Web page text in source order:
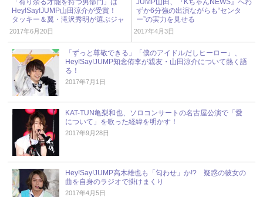
「有り余る才能を持つ男部門」は
Hey!Say!JUMP山田涼介が受賞！
タッキー＆翼・滝沢秀明が選ぶジャ
ニーズ大賞を大発表！
2017年6月20日
JUMP山田、『KちゃんNEWS』へわ
ずか6分強の出演ながらも“センタ
ー”の実力を見せる
2017年4月3日
「ずっと尊敬できる」「僕のアイドルだしヒーロー」、
Hey!Say!JUMP知念侑李が親友・山田涼介について熱く語
る！
2017年7月1日
KAT-TUN亀梨和也、ソロコンサートの名古屋公演で「愛
について」を歌った経緯を明かす！
2017年9月28日
Hey!Say!JUMP高木雄也も「匂わせ」か!? 疑惑の彼女の
曲を自身のラジオで掛けまくり
2017年4月5日